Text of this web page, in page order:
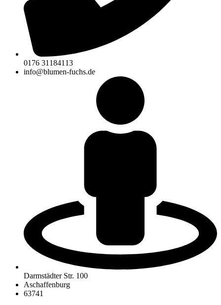
0176 31184113
info@blumen-fuchs.de
Darmstädter Str. 100
Aschaffenburg
63741